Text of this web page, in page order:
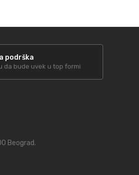
podrška
da bude uvek u top formi
Beograd.